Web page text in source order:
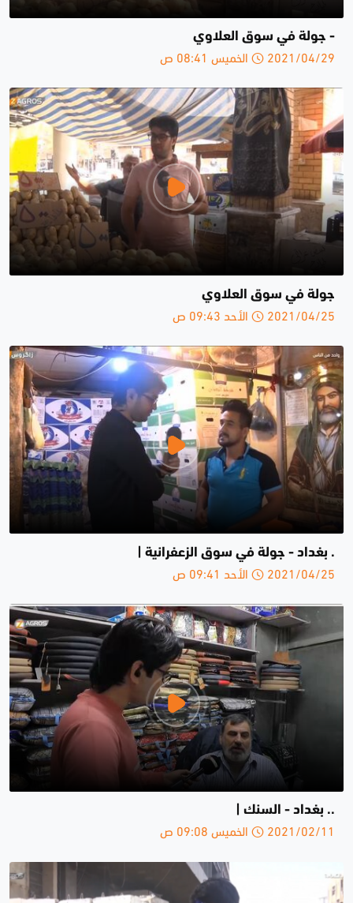
- جولة في سوق العلاوي
2021/04/29 الخميس 08:41 ص
جولة في سوق العلاوي
2021/04/25 الأحد 09:43 ص
. بغداد - جولة في سوق الزعفرانية |
2021/04/25 الأحد 09:41 ص
.. بغداد - السنك |
2021/02/11 الخميس 09:08 ص